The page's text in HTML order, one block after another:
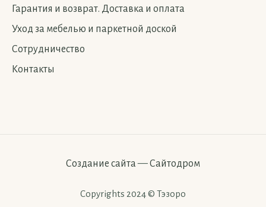
Гарантия и возврат. Доставка и оплата
Уход за мебелью и паркетной доской
Сотрудничество
Контакты
Создание сайта—Сайтодром
Copyrights 2024 © Тэзоро